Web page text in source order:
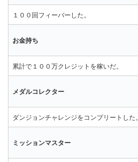
１００回フィーバーした。
お金持ち
累計で１００万クレジットを稼いだ。
メダルコレクター
ダンジョンチャレンジをコンプリートした。
ミッションマスター